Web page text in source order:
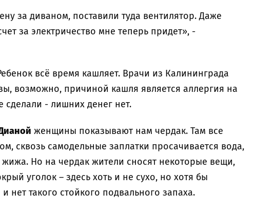
за диваном, поставили туда вентилятор. Даже
за электричество мне теперь придет», -
всё время кашляет. Врачи из Калининграда
возможно, причиной кашля является аллергия на
сделали - лишних денег нет.
женщины показывают нам чердак. Там все
сквозь самодельные заплатки просачивается вода,
жижа. Но на чердак жители сносят некоторые вещи,
уголок – здесь хоть и не сухо, но хотя бы
нет такого стойкого подвального запаха.